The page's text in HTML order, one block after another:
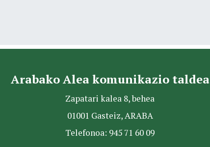
Arabako Alea komunikazio taldea
Zapatari kalea 8, behea
01001 Gasteiz, ARABA
Telefonoa: 945 71 60 09